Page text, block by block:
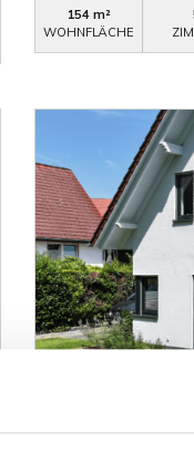
154 m²
WOHNFLÄCHE